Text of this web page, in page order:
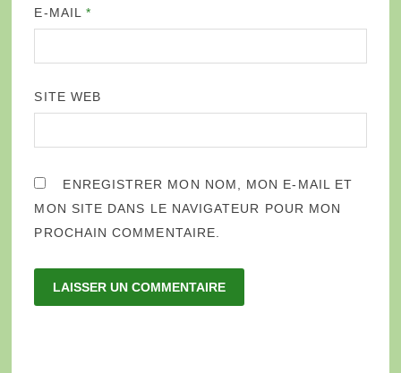
E-MAIL *
SITE WEB
ENREGISTRER MON NOM, MON E-MAIL ET
MON SITE DANS LE NAVIGATEUR POUR MON
PROCHAIN COMMENTAIRE.